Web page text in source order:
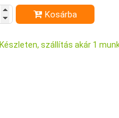
Kosárba
Készleten, szállítás akár 1